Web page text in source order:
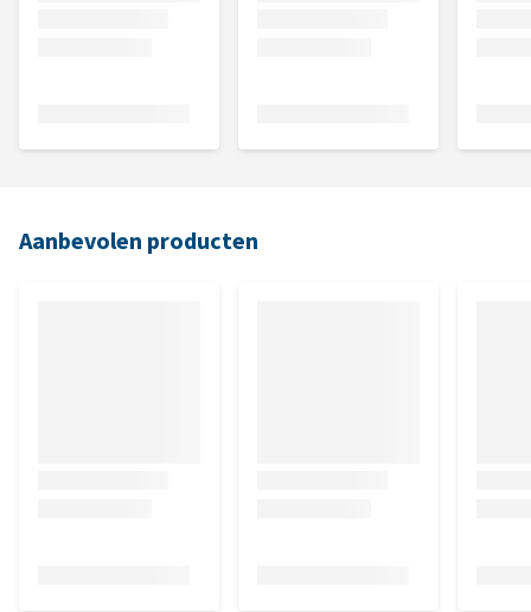
Aanbevolen producten